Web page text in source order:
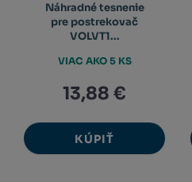
Náhradné tesnenie
pre postrekovač
VOLVT1...
13,88 €
KÚPIŤ
VIAC AKO 5 KS